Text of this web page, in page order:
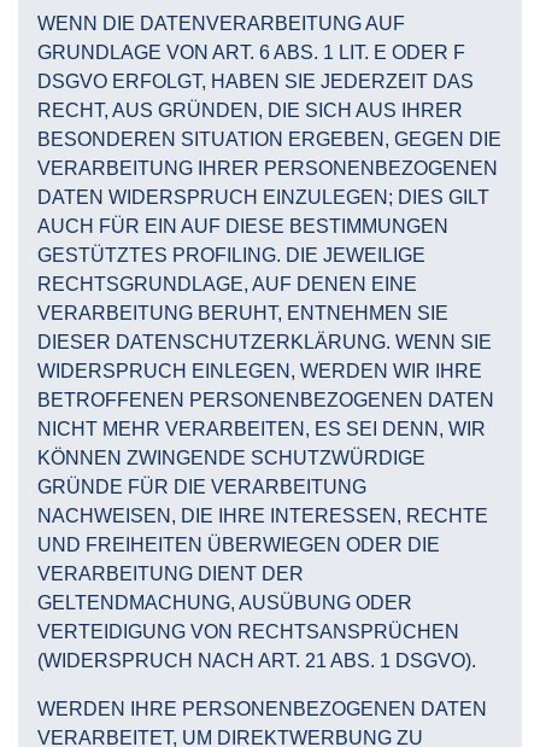
WENN DIE DATENVERARBEITUNG AUF
GRUNDLAGE VON ART. 6 ABS. 1 LIT. E ODER F
DSGVO ERFOLGT, HABEN SIE JEDERZEIT DAS
RECHT, AUS GRÜNDEN, DIE SICH AUS IHRER
BESONDEREN SITUATION ERGEBEN, GEGEN DIE
VERARBEITUNG IHRER PERSONENBEZOGENEN
DATEN WIDERSPRUCH EINZULEGEN; DIES GILT
AUCH FÜR EIN AUF DIESE BESTIMMUNGEN
GESTÜTZTES PROFILING. DIE JEWEILIGE
RECHTSGRUNDLAGE, AUF DENEN EINE
VERARBEITUNG BERUHT, ENTNEHMEN SIE
DIESER DATENSCHUTZERKLÄRUNG. WENN SIE
WIDERSPRUCH EINLEGEN, WERDEN WIR IHRE
BETROFFENEN PERSONENBEZOGENEN DATEN
NICHT MEHR VERARBEITEN, ES SEI DENN, WIR
KÖNNEN ZWINGENDE SCHUTZWÜRDIGE
GRÜNDE FÜR DIE VERARBEITUNG
NACHWEISEN, DIE IHRE INTERESSEN, RECHTE
UND FREIHEITEN ÜBERWIEGEN ODER DIE
VERARBEITUNG DIENT DER
GELTENDMACHUNG, AUSÜBUNG ODER
VERTEIDIGUNG VON RECHTSANSPRÜCHEN
(WIDERSPRUCH NACH ART. 21 ABS. 1 DSGVO).
WERDEN IHRE PERSONENBEZOGENEN DATEN
VERARBEITET, UM DIREKTWERBUNG ZU